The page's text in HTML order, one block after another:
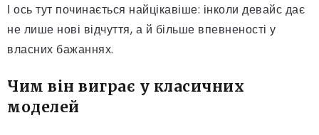
І ось тут починається найцікавіше: інколи девайс дає
не лише нові відчуття, а й більше впевненості у
власних бажаннях.
Чим він виграє у класичних
моделей